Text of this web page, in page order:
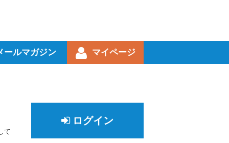
ールマガジン マイページ
て
ログイン